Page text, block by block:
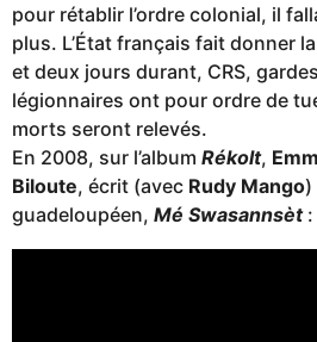
pour rétablir l’ordre colonial, il
plus. L’État français fait donner
et deux jours durant, CRS,
légionnaires ont pour ordre de
morts seront relevés.
En 2008, sur l’album Rékolt,
Biloute, écrit (avec Rudy Mango)
guadeloupéen, Mé Swasannsèt: